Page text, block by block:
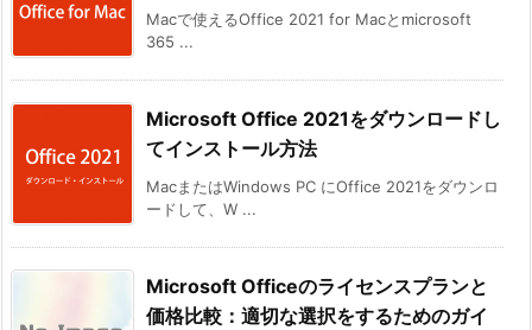
Macで使えるOffice 2021 for Macとmicrosoft
365 ...
Microsoft Office 2021をダウンロードし
てインストール方法
MacまたはWindows PC にOffice 2021をダウンロ
ードして、W ...
Microsoft Officeのライセンスプランと
価格比較：適切な選択をするためのガイ